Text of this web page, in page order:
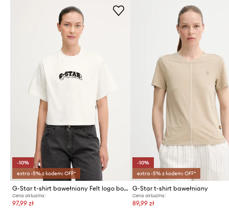
-10%
extra -5% z kodem: OFF*
G-Star t-shirt bawełniany Felt logo boxy
Cena aktualna:
97,99 zł
-10%
extra -5% z kodem: OFF*
G-Star t-shirt bawełniany
Cena aktualna:
89,99 zł